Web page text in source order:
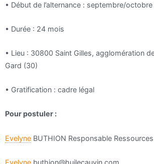
• Début de l’alternance : septembre/
• Durée : 24 mois
• Lieu : 30800 Saint Gilles, agglomération
Gard (30)
• Gratification : cadre légal
Pour postuler :
Evelyne BUTHION Responsable
Evelyne.buthion@huilecauvin.com